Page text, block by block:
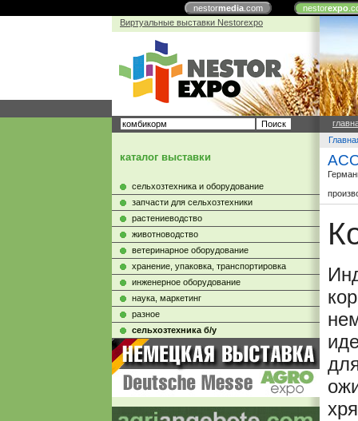
nestormedia.com nestorexpo
Виртуальные выставки Nestorexpo
каталог выставки
сельхозтехника и оборудование
запчасти для сельхозтехники
растениеводство
животноводство
ветеринарное оборудование
хранение, упаковка, транспортировка
инженерное оборудование
наука, маркетинг
разное
сельхозтехника б/у